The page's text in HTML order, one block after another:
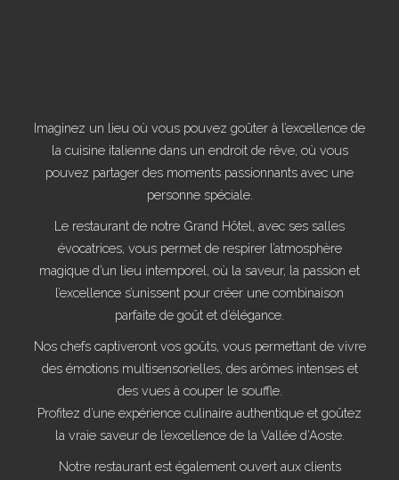
Imaginez un lieu où vous pouvez goûter à l’excellence de
la cuisine italienne dans un endroit de rêve, où vous
pouvez partager des moments passionnants avec une
personne spéciale.
Le restaurant de notre Grand Hôtel, avec ses salles
évocatrices, vous permet de respirer l’atmosphère
magique d’un lieu intemporel, où la saveur, la passion et
l’excellence s’unissent pour créer une combinaison
parfaite de goût et d’élégance.
Nos chefs captiveront vos goûts, vous permettant de vivre
des émotions multisensorielles, des arômes intenses et
des vues à couper le souffle.
Profitez d’une expérience culinaire authentique et goûtez
la vraie saveur de l’excellence de la Vallée d’Aoste.
Notre restaurant est également ouvert aux clients